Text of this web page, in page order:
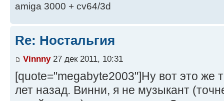
amiga 3000 + cv64/3d
Re: Ностальгия
Vinnny27 дек 2011, 10:31
[quote="megabyte2003"]Ну вот это же
лет назад. Винни, я не музыкант